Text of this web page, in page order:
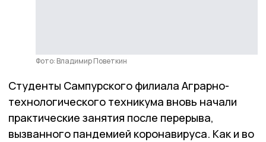
Фото: Владимир Поветкин
Студенты Сампурского филиала Аграрно-
технологического техникума вновь начали
практические занятия после перерыва,
вызванного пандемией коронавируса. Как и во